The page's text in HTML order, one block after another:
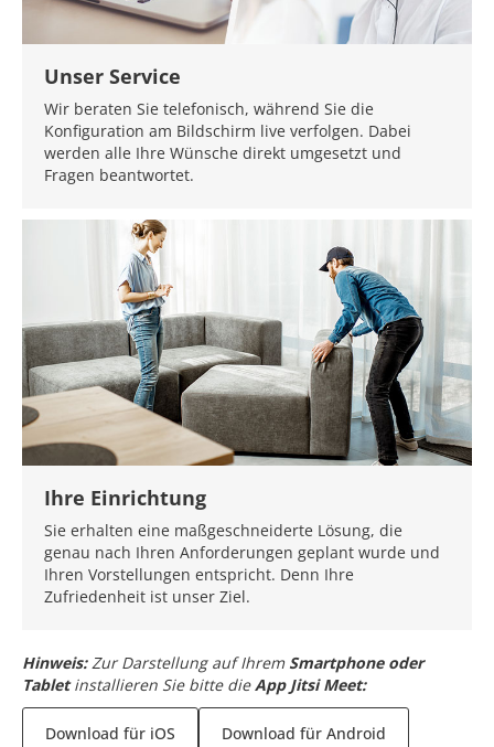
Unser Service
Wir beraten Sie telefonisch, während Sie die
Konfiguration am Bildschirm live verfolgen. Dabei
werden alle Ihre Wünsche direkt umgesetzt und
Fragen beantwortet.
Ihre Einrichtung
Sie erhalten eine maßgeschneiderte Lösung, die
genau nach Ihren Anforderungen geplant wurde und
Ihren Vorstellungen entspricht. Denn Ihre
Zufriedenheit ist unser Ziel.
Hinweis: Zur Darstellung auf Ihrem Smartphone oder
Tabletinstallieren Sie bitte dieApp Jitsi Meet:
Download für iOS Download für Android